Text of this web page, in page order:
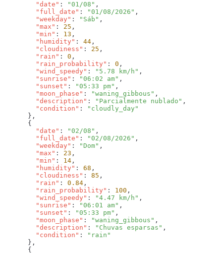
        "date"
: "01/08"
        "full_date"
: "01/08/2026"
        "weekday"
: "Sáb"
        "max"
: 25
        "min"
: 13
        "humidity"
: 44
        "cloudiness"
: 25
        "rain"
: 0
        "rain_probability"
: 0
        "wind_speedy"
: "5.78 km/h"
        "sunrise"
: "06:02 am"
        "sunset"
: "05:33 pm"
        "moon_phase"
: "waning_gibbous"
        "description"
: "Parcialmente nublado"
        "condition"
:
        "date"
: "02/08"
        "full_date"
: "02/08/2026"
        "weekday"
: "Dom"
        "max"
: 23
        "min"
: 14
        "humidity"
: 68
        "cloudiness"
: 85
        "rain"
: 0.84
        "rain_probability"
: 100
        "wind_speedy"
: "4.47 km/h"
        "sunrise"
: "06:01 am"
        "sunset"
: "05:33 pm"
        "moon_phase"
: "waning_gibbous"
        "description"
: "Chuvas esparsas"
        "condition"
: